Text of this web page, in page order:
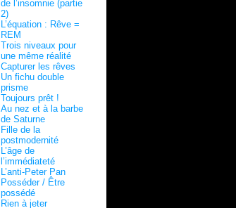
de l’insomnie (partie
2)
L’équation : Rêve =
REM
Trois niveaux pour
une même réalité
Capturer les rêves
Un fichu double
prisme
Toujours prêt !
Au nez et à la barbe
de Saturne
Fille de la
postmodernité
L’âge de
l’immédiateté
L’anti-Peter Pan
Posséder / Être
possédé
Rien à jeter